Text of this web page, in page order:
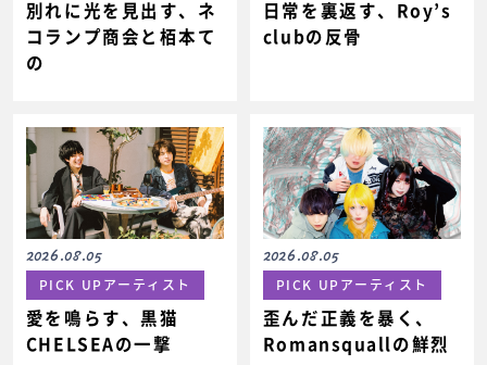
別れに光を見出す、ネ
コランプ商会と栢本て
の
日常を裏返す、Roy’s
clubの反骨
2026.08.05
PICK UPアーティスト
愛を鳴らす、黒猫
CHELSEAの一撃
2026.08.05
PICK UPアーティスト
歪んだ正義を暴く、
Romansquallの鮮烈